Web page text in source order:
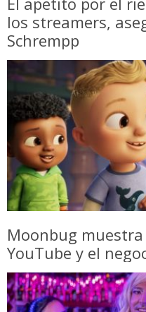
los streamers,
Schrempp
Moonbug
YouTube y el